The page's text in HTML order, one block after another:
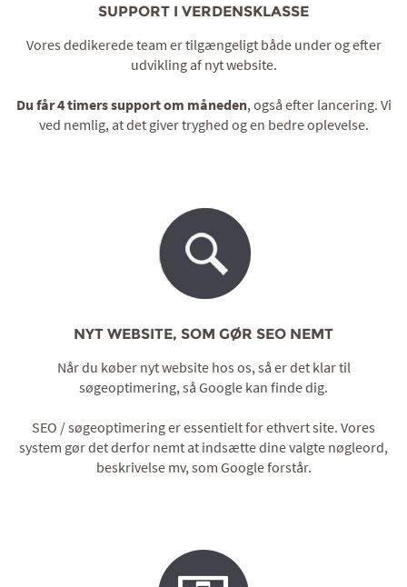
SUPPORT I VERDENSKLASSE
Vores dedikerede team er tilgængeligt både under og efter
udvikling af nyt website.
Du får 4 timers support om måneden, også efter lancering. Vi
ved nemlig, at det giver tryghed og en bedre oplevelse.
NYT WEBSITE, SOM GØR SEO NEMT
Når du køber nyt website hos os, så er det klar til
søgeoptimering, så Google kan finde dig.
SEO / søgeoptimering er essentielt for ethvert site. Vores
system gør det derfor nemt at indsætte dine valgte nøgleord,
beskrivelse mv, som Google forstår.